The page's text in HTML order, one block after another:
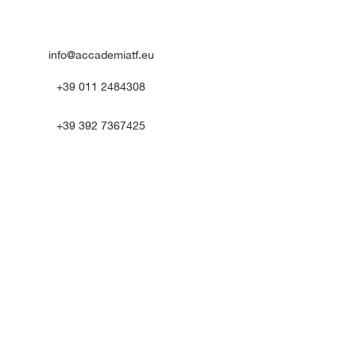
info@accademiatf.eu
+39 011 2484308
+39 392 7367425